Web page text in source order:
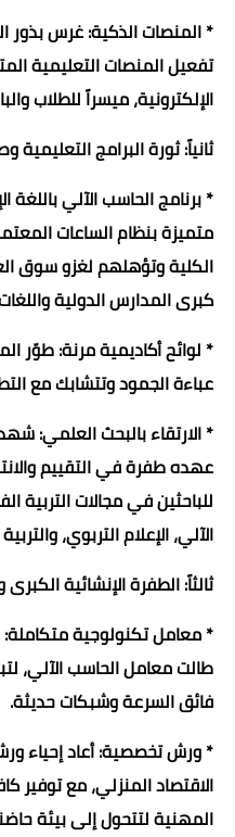
* المنصات الذكية: غرس بذور
تفعيل المنصات التعليمية
الإلكترونية، ميسراً للطلاب
ثانياً: ثورة البرامج التعليمية
* برنامج الحاسب الآلي باللغة
متميزة بنظام الساعات
الكلية وتؤهلهم لغزو سوق
كبرى المدارس الدولية
* لوائح أكاديمية مرنة: طوّر
عباءة الجمود وتتشابك مع
* الارتقاء بالبحث العلمي:
عهده طفرة في التقييم
للباحثين في مجالات التربية
الآلي، الإعلام التربوي،
ثالثاً: الطفرة الإنشائية
* معامل تكنولوجية
طالت معامل الحاسب الآلي،
فائق السرعة وشبكات حديثة.
* ورش تخصصية: أعاد إحياء
الاقتصاد المنزلي، مع توفير
المهنية لتتحول إلى بيئة